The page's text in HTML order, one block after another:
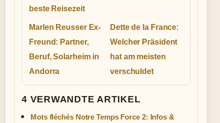
beste Reisezeit
Marlen Reusser Ex-
Freund: Partner,
Beruf, Solarheim in
Andorra
Dette de la France:
Welcher Präsident
hat am meisten
verschuldet
4 VERWANDTE ARTIKEL
Mots fléchés Notre Temps Force 2: Infos &